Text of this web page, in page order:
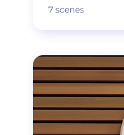
7 scenes